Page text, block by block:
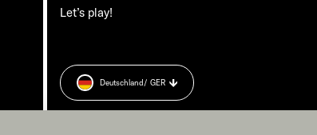
Let’s play!
Deutschland/ GER